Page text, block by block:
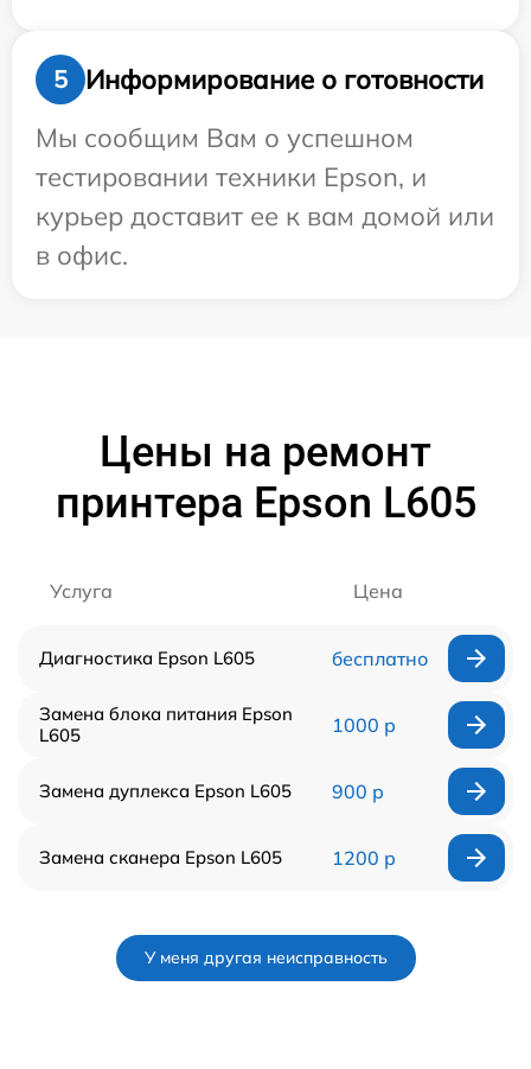
5
Информирование о готовности
Мы сообщим Вам о успешном
тестировании техники Epson, и
курьер доставит ее к вам домой или
в офис.
Цены на ремонт
принтера Epson L605
Услуга Цена
Диагностика Epson L605 бесплатно
Замена блока питания Epson
L605
1000 р
Замена дуплекса Epson L605 900 р
Замена сканера Epson L605 1200 р
У меня другая неисправность